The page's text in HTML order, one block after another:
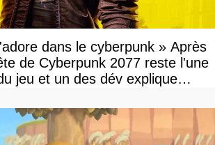
dans le cyberpunk » Après
de Cyberpunk 2077 reste l'une
jeu et un des dév explique